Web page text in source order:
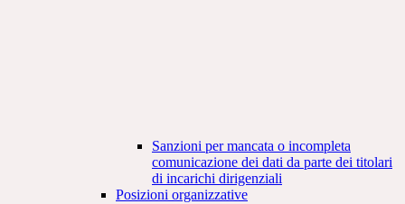
Sanzioni per mancata o incompleta
comunicazione dei dati da parte dei titolari
di incarichi dirigenziali
Posizioni organizzative